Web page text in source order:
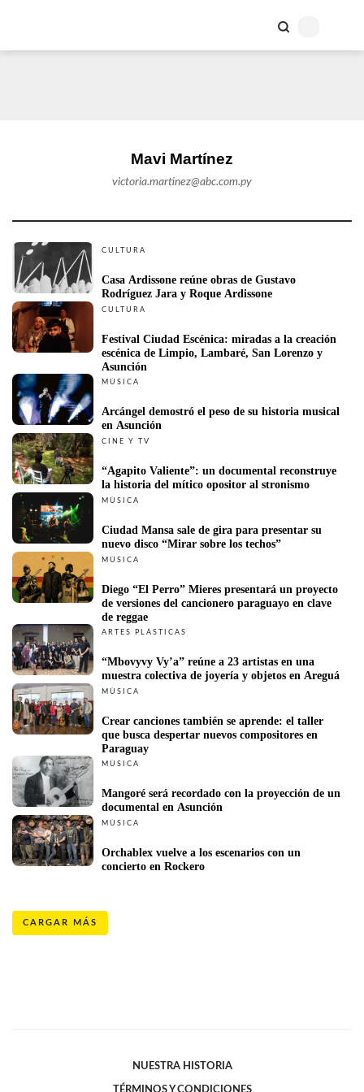
Mavi Martínez
victoria.martinez@abc.com.py
CULTURA
Casa Ardissone reúne obras de Gustavo
Rodríguez Jara y Roque Ardissone
CULTURA
Festival Ciudad Escénica: miradas a la creación
escénica de Limpio, Lambaré, San Lorenzo y
Asunción
MÚSICA
Arcángel demostró el peso de su historia musical
en Asunción
CINE Y TV
“Agapito Valiente”: un documental reconstruye
la historia del mítico opositor al stronismo
MÚSICA
Ciudad Mansa sale de gira para presentar su
nuevo disco “Mirar sobre los techos”
MÚSICA
Diego “El Perro” Mieres presentará un proyecto
de versiones del cancionero paraguayo en clave
de reggae
ARTES PLÁSTICAS
“Mbovyvy Vy’a” reúne a 23 artistas en una
muestra colectiva de joyería y objetos en Areguá
MÚSICA
Crear canciones también se aprende: el taller
que busca despertar nuevos compositores en
Paraguay
MÚSICA
Mangoré será recordado con la proyección de un
documental en Asunción
MÚSICA
Orchablex vuelve a los escenarios con un
concierto en Rockero
CARGAR MÁS
NUESTRA HISTORIA
TÉRMINOS Y CONDICIONES